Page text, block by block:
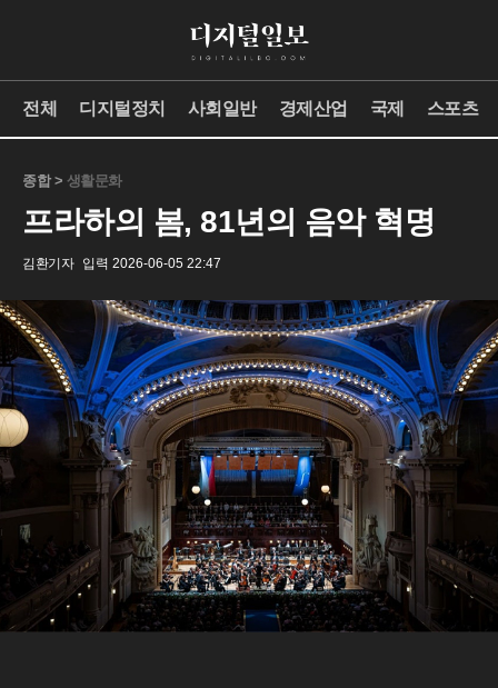
전체 디지털정치 사회일반 경제산업 국제 스포츠
종합 > 생활문화
프라하의 봄, 81년의 음악 혁명
김환기자 입력 2026-06-05 22:47